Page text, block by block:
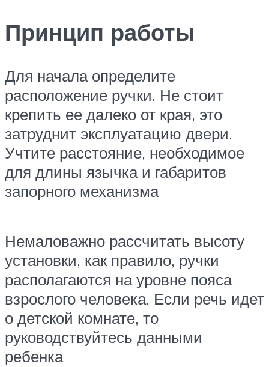
Принцип работы
Для начала определите
расположение ручки. Не стоит
крепить ее далеко от края, это
затруднит эксплуатацию двери.
Учтите расстояние, необходимое
для длины язычка и габаритов
запорного механизма
Немаловажно рассчитать высоту
установки, как правило, ручки
располагаются на уровне пояса
взрослого человека. Если речь идет
о детской комнате, то
руководствуйтесь данными
ребенка